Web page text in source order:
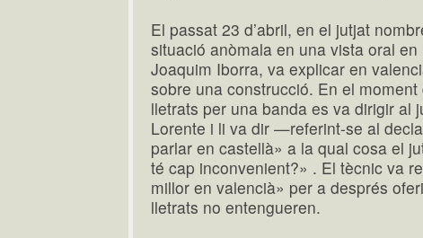
El passat 23 d’abril, en el jutjat
situació anòmala en una vista oral
Joaquim Iborra, va explicar en
sobre una construcció. En el
lletrats per una banda es va dirigir al
Lorente i li va dir —referint-se al
parlar en castellà» a la qual cosa el
té cap inconvenient?» . El tècnic va
millor en valencià» per a després
lletrats no entengueren.